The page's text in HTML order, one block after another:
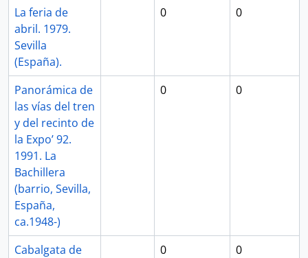
La feria de
abril. 1979.
Sevilla
(España).
0 0
Panorámica de
las vías del tren
y del recinto de
la Expo’ 92.
1991. La
Bachillera
(barrio, Sevilla,
España,
ca.1948-)
0 0
Cabalgata de
0 0